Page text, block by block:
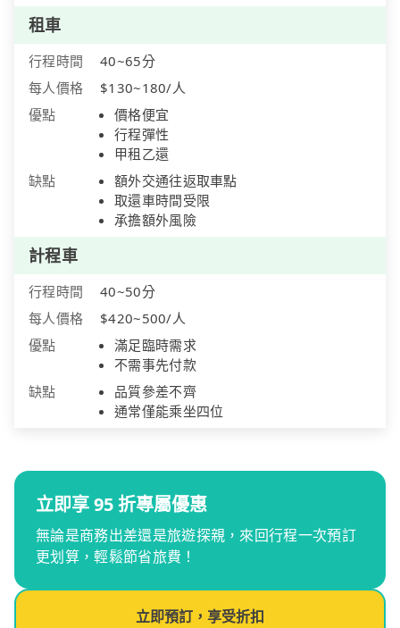
租車
行程時間
40~65分
每人價格
$130~180/人
優點
價格便宜
行程彈性
甲租乙還
缺點
額外交通往返取車點
取還車時間受限
承擔額外風險
計程車
行程時間
40~50分
每人價格
$420~500/人
優點
滿足臨時需求
不需事先付款
缺點
品質參差不齊
通常僅能乘坐四位
立即享 95 折專屬優惠
無論是商務出差還是旅遊探親，來回行程一次預訂
更划算，輕鬆節省旅費！
立即預訂，享受折扣